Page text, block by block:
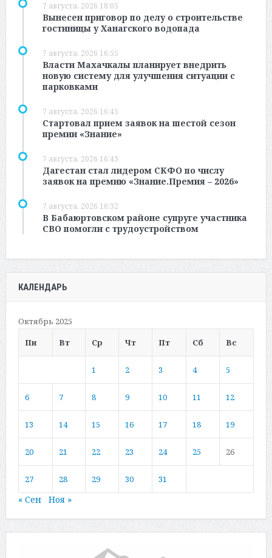
7 августа, 2026 18:05
Вынесен приговор по делу о строительстве
гостиницы у Ханагского водопада
7 августа, 2026 16:55
Власти Махачкалы планирует внедрить
новую систему для улучшения ситуации с
парковками
7 августа, 2026 16:45
Стартовал прием заявок на шестой сезон
премии «Знание»
7 августа, 2026 16:43
Дагестан стал лидером СКФО по числу
заявок на премию «Знание.Премия – 2026»
7 августа, 2026 16:32
В Бабаюртовском районе супруге участника
СВО помогли с трудоустройством
КАЛЕНДАРЬ
Октябрь 2025
Пн
Вт Ср Чт Пт Сб Вс
1 2 3 4 5
6 7 8 9 10 11 12
13 14 15 16 17 18 19
20 21 22 23 24 25 26
27 28 29 30 31
« Сен Ноя »